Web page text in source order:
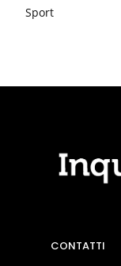
Sport
CONTATTI